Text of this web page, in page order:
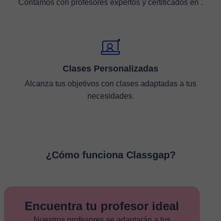
Contamos con profesores expertos y certificados en .
Clases Personalizadas
Alcanza tus objetivos con clases adaptadas a tus
necesidades.
¿Cómo funciona Classgap?
Encuentra tu profesor ideal